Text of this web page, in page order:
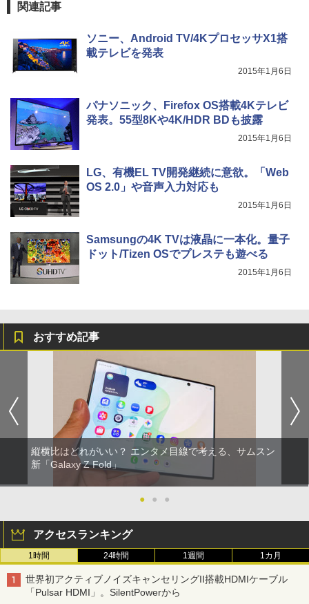
関連記事
ソニー、Android TV/4KプロセッサX1搭
載テレビを発表
2015年1月6日
パナソニック、Firefox OS搭載4Kテレビ
発表。55型8Kや4K/HDR BDも披露
2015年1月6日
LG、有機EL TV開発継続に意欲。「Web
OS 2.0」や音声入力対応も
2015年1月6日
Samsungの4K TVは液晶に一本化。量子
ドット/Tizen OSでプレステも遊べる
2015年1月6日
おすすめ記事
縦横比はどれがいい？ エンタメ目線で考える、サムスン
新「Galaxy Z Fold」
● ● ●
アクセスランキング
1時間 24時間 1週間 1カ月
世界初アクティブノイズキャンセリングII搭載HDMIケーブル
「Pulsar HDMI」。SilentPowerから